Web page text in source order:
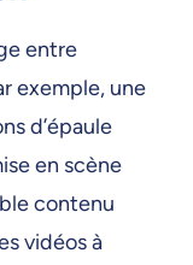
entre
exemple, une
d’épaule
en scène
contenu
vidéos à